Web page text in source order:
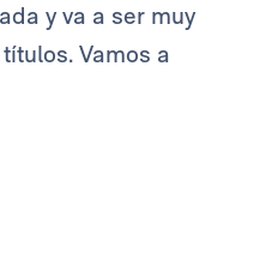
y va a ser muy
Vamos a